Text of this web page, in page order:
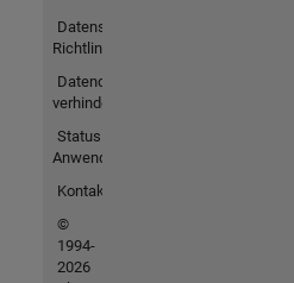
Datenschutz-
Richtlinien
Datendiebstahl
verhindern
Status von
Anwendungen
Kontakt
©
1994-
2026